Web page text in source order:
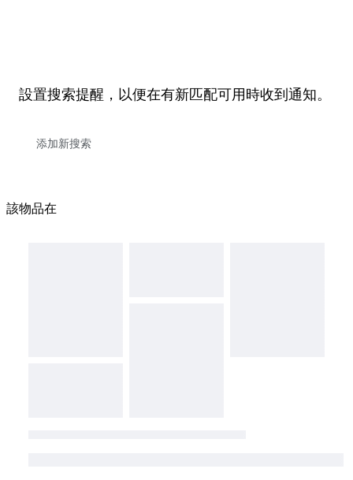
設置搜索提醒，以便在有新匹配可用時收到通知。
該物品在